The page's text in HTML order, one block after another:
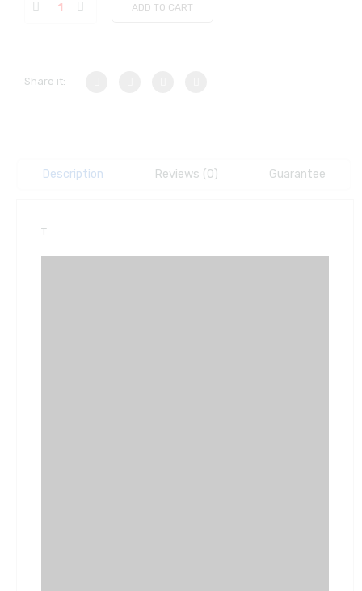
ADD TO CART
Share it:
Description Reviews (0) Guarantee
T